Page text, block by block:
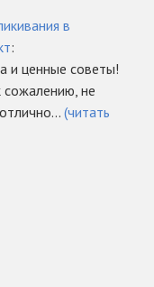
в
:
и ценные советы!
сожалению, не
(читать